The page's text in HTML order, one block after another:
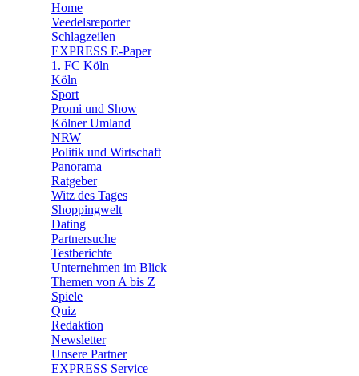
🛒 Shoppingwelt
Home
Veedelsreporter
Schlagzeilen
EXPRESS E-Paper
1. FC Köln
Köln
Sport
Promi und Show
Kölner Umland
NRW
Politik und Wirtschaft
Panorama
Ratgeber
Witz des Tages
Shoppingwelt
Dating
Partnersuche
Testberichte
Unternehmen im Blick
Themen von A bis Z
Spiele
Quiz
Redaktion
Newsletter
Unsere Partner
EXPRESS Service